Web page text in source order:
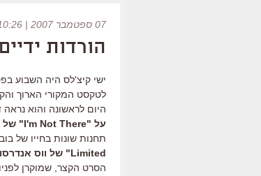
07 ספטמבר 2007 | 10:26
הורדות
ישי קיצ'לס היה השבוע
לטקסט המקורי הארוך
היום לראשונה והוא
על "I'm Not There" של טוד היינס
תחנות שונות בחייו של
Limited" של ווס אנדרסון:
הסרט הקצר, שמוקרן